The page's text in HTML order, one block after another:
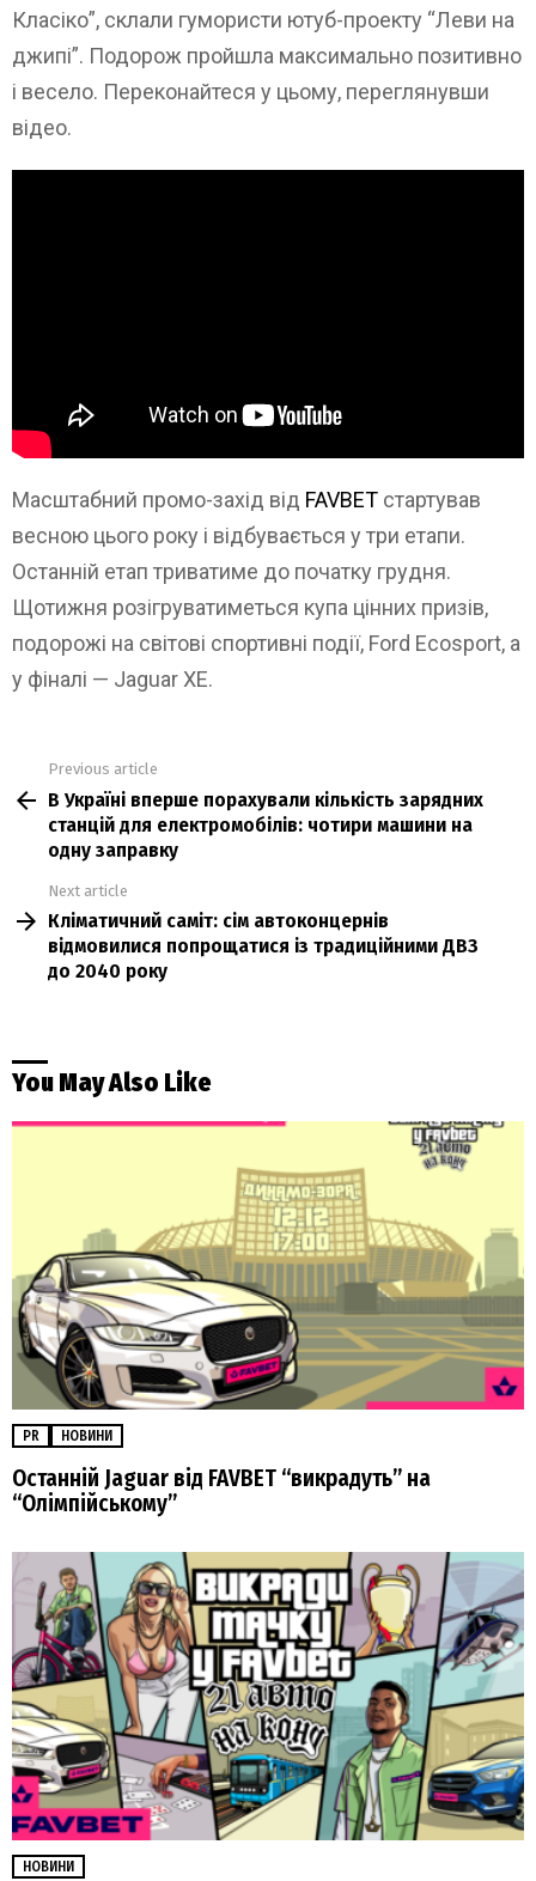
Класіко”, склали гумористи ютуб-проекту “Леви на
джипі”. Подорож пройшла максимально позитивно
і весело. Переконайтеся у цьому, переглянувши
відео.
Масштабний промо-захід від FAVBET стартував
весною цього року і відбувається у три етапи.
Останній етап триватиме до початку грудня.
Щотижня розігруватиметься купа цінних призів,
подорожі на світові спортивні події, Ford Ecosport, а
у фіналі — Jaguar XE.
more
Previous article
В Україні вперше порахували кількість зарядних
станцій для електромобілів: чотири машини на
одну заправку
Next article
Кліматичний саміт: сім автоконцернів
відмовилися попрощатися із традиційними ДВЗ
до 2040 року
You May Also Like
PR НОВИНИ
Останній Jaguar від FAVBET “викрадуть” на
“Олімпійському”
НОВИНИ